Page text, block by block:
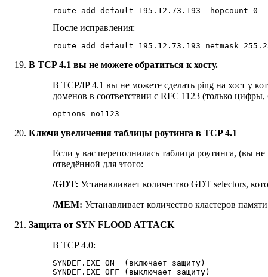
route add default 195.12.73.193 -hopcount 0
После исправления:
route add default 195.12.73.193 netmask
В TCP 4.1 вы не можете обратиться к хосту.
В TCP/IP 4.1 вы не можете сделать ping на хост у
доменов в соответствии с RFC 1123 (только
options no1123
Ключи увеличения таблицы роутинга в TCP 4.1
Если у вас переполнилась таблица роутинга, (вы
отведённой для этого:
/GDT: Устанавливает количество GDT selectors,
/MEM: Устанавливает количество кластеров
Защита от SYN FLOOD ATTACK
В TCP 4.0:
SYNDEF.EXE ON  (включает защиту)
SYNDEF.EXE OFF (выключает защиту)